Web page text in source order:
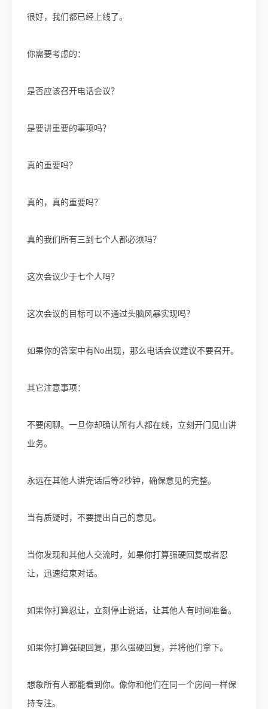
很好，我们都已经上线了。
你需要考虑的：
是否应该召开电话会议？
是要讲重要的事项吗？
真的重要吗？
真的，真的重要吗？
真的我们所有三到七个人都必须吗？
这次会议少于七个人吗？
这次会议的目标可以不通过头脑风暴实现吗？
如果你的答案中有No出现，那么电话会议建议不要召开。
其它注意事项：
不要闲聊。一旦你却确认所有人都在线，立刻开门见山讲
业务。
永远在其他人讲完话后等2秒钟，确保意见的完整。
当有质疑时，不要提出自己的意见。
当你发现和其他人交流时，如果你打算强硬回复或者忍
让，迅速结束对话。
如果你打算忍让，立刻停止说话，让其他人有时间准备。
如果你打算强硬回复，那么强硬回复，并将他们拿下。
想象所有人都能看到你。像你和他们在同一个房间一样保
持专注。